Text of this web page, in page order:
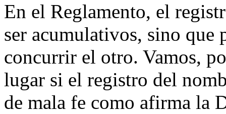
En el Reglamento, el
ser acumulativos, sino que
concurrir el otro. Vamos,
lugar si el registro del
de mala fe como afirma la